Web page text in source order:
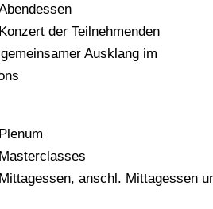
der Teilnehmenden
Ausklang im
anschl. Mittagessen